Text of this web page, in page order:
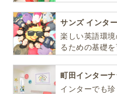
サンズ インタ
楽しい英語環
るための基礎
町田インター
インターでも